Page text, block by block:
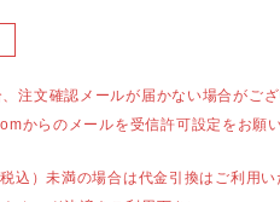
注文確認メールが届かない場合がござ
からのメールを受信許可設定をお願い
込）未満の場合は代金引換はご利用い